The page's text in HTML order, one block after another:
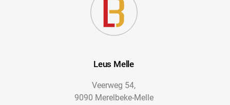
Leus Melle
Veerweg 54,
9090 Merelbeke-Melle